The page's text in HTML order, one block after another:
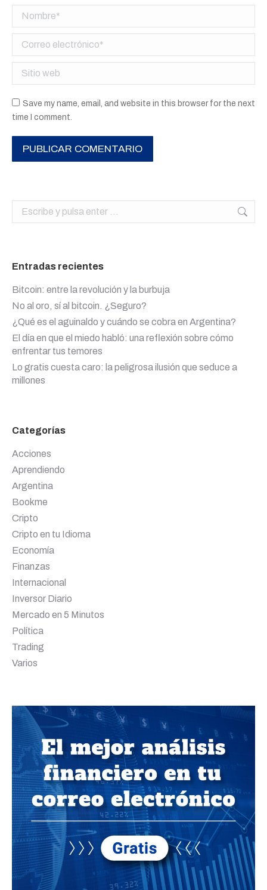
Nombre *
Correo electrónico *
Sitio web
Save my name, email, and website in this browser for the next
time I comment.
PUBLICAR COMENTARIO
Buscar:
Entradas recientes
Bitcoin: entre la revolución y la burbuja
No al oro, sí al bitcoin. ¿Seguro?
¿Qué es el aguinaldo y cuándo se cobra en Argentina?
El día en que el miedo habló: una reflexión sobre cómo
enfrentar tus temores
Lo gratis cuesta caro: la peligrosa ilusión que seduce a
millones
Categorías
Acciones
Aprendiendo
Argentina
Bookme
Cripto
Cripto en tu Idioma
Economía
Finanzas
Internacional
Inversor Diario
Mercado en 5 Minutos
Política
Trading
Varios